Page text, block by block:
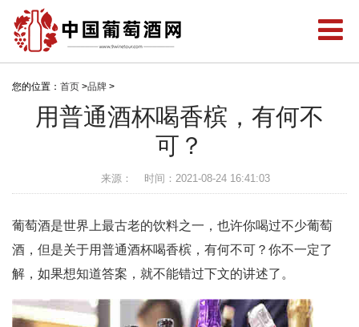
您的位置： 首页 >品牌 >
用普通酒杯喝香槟，有何不
可？
来源： 时间：2021-08-24 16:41:03
葡萄酒是世界上最古老的饮料之一，也许你喝过不少葡萄
酒，但是关于用普通酒杯喝香槟，有何不可？你不一定了
解，如果想知道答案，就不能错过下文的讲述了。